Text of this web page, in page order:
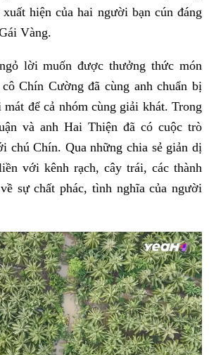
hiện của hai người bạn cún đáng
Vàng.
lời muốn được thưởng thức món
Chín Cường đã cùng anh chuẩn bị
để cả nhóm cùng giải khát. Trong
và anh Hai Thiện đã có cuộc trò
chú Chín. Qua những chia sẻ giản dị
với kênh rạch, cây trái, các thành
sự chất phác, tình nghĩa của người